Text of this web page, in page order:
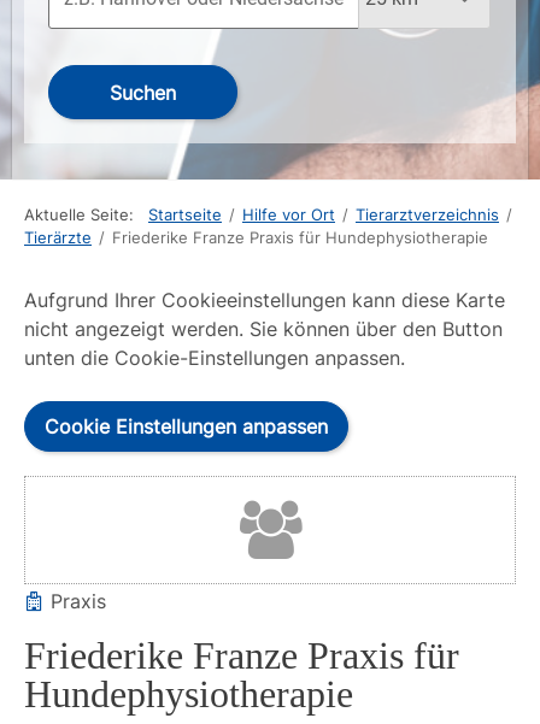
Suchen
Aktuelle Seite: Startseite / Hilfe vor Ort / Tierarztverzeichnis /
Tierärzte / Friederike Franze Praxis für Hundephysiotherapie
Aufgrund Ihrer Cookieeinstellungen kann diese Karte
nicht angezeigt werden. Sie können über den Button
unten die Cookie-Einstellungen anpassen.
Cookie Einstellungen anpassen
Praxis
Friederike Franze Praxis für
Hundephysiotherapie